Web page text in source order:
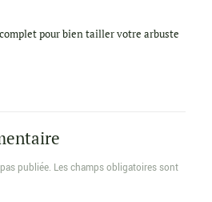
pour bien tailler votre arbuste
publiée. Les champs obligatoires sont